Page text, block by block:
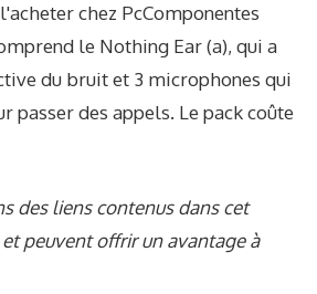
chez PcComponentes
le Nothing Ear (a), qui a
du bruit et 3 microphones qui
passer des appels. Le pack coûte
des liens contenus dans cet
peuvent offrir un avantage à